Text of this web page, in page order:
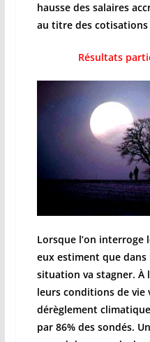
hausse des salaires
au titre des cotisations
Résultats
Lorsque l’on interroge
eux estiment que dans
situation va stagner. À
leurs conditions de vie
dérèglement
par 86% des sondés.